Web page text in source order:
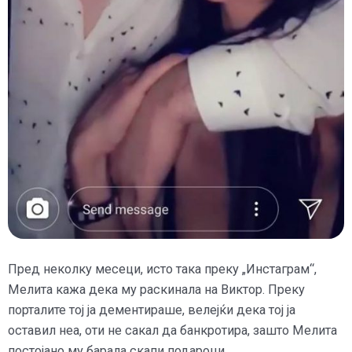
Пред неколку месеци, исто така преку „Инстаграм“,
Мелита кажа дека му раскинала на Виктор. Преку
порталите тој ја дементираше, велејќи дека тој ја
оставил неа, оти не сакал да банкротира, зашто Мелита